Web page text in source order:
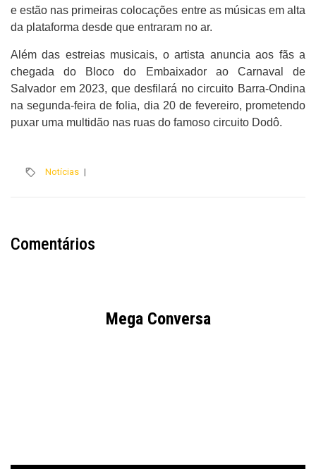
e estão nas primeiras colocações entre as músicas em alta
da plataforma desde que entraram no ar.
Além das estreias musicais, o artista anuncia aos fãs a
chegada do Bloco do Embaixador ao Carnaval de
Salvador em 2023, que desfilará no circuito Barra-Ondina
na segunda-feira de folia, dia 20 de fevereiro, prometendo
puxar uma multidão nas ruas do famoso circuito Dodô.
Notícias |
Comentários
Mega Conversa